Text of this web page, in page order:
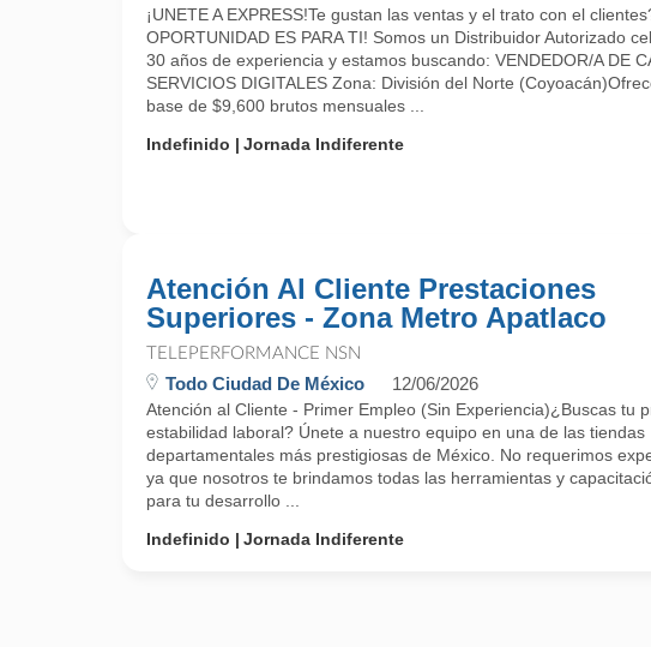
¡UNETE A EXPRESS!Te gustan las ventas y el trato con el
OPORTUNIDAD ES PARA TI! Somos un Distribuidor Autorizado
30 años de experiencia y estamos buscando: VENDEDOR/A DE
SERVICIOS DIGITALES Zona: División del Norte
base de $9,600 brutos mensuales ...
Indefinido
Jornada Indiferente
Atención Al Cliente Prestaciones
Superiores - Zona Metro Apatlaco
TELEPERFORMANCE NSN
Todo Ciudad De México 12/06/2026
Atención al Cliente - Primer Empleo (Sin Experiencia)¿Buscas tu
estabilidad laboral? Únete a nuestro equipo en una de las tiendas
departamentales más prestigiosas de México. No requerimos
ya que nosotros te brindamos todas las herramientas y
para tu desarrollo ...
Indefinido
Jornada Indiferente